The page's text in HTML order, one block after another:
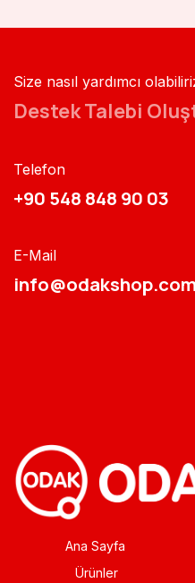
Size nasıl yardımcı
Destek Talebi
Telefon
+90 548 848 90 03​​
E-Mail
info@odakshop.com​
Ana Sayfa
Ürünler